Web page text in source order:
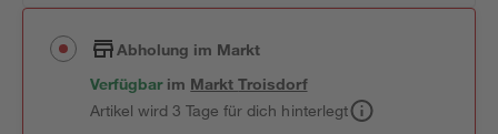
Abholung im Markt
Verfügbar im MarktTroisdorf
Artikel wird 3 Tage für dich hinterlegt